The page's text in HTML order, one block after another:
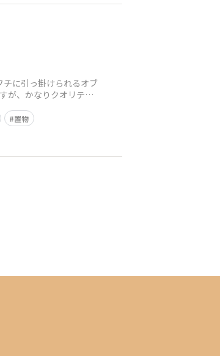
チに引っ掛けられるオブ
が、かなりクオリティ
置物